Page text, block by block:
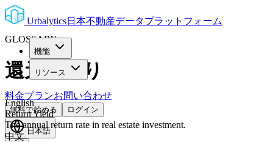
Urbalytics日本不動産データプラットフォーム
機能
リソース
料金プランお問い合わせ
無料で始める ログイン
日本語
GLOSSARY
還元利回り
English
Return Yield
The annual return rate in real estate investment.
中文